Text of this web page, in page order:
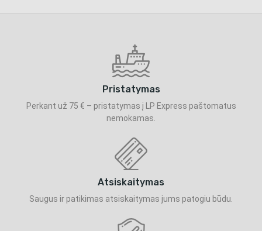
Pristatymas
Perkant už 75 € – pristatymas į LP Express paštomatus
nemokamas.
Atsiskaitymas
Saugus ir patikimas atsiskaitymas jums patogiu būdu.